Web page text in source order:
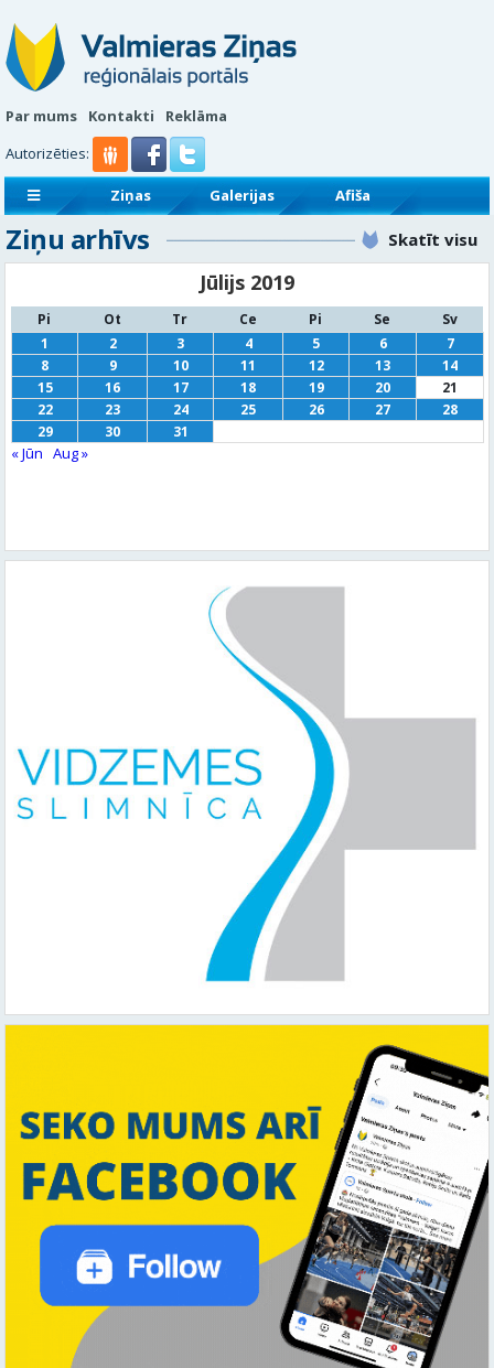
Par mums Kontakti
Reklāma
Autorizēties:
Ziņas Galerijas
Afiša
Sludinājumi
Reklāmraksti
Ziņu arhīvs Skatīt visu
Jūlijs 2019
Pi Ot Tr Ce Pi Se
Sv
1
2 3 4 5 6
7
8
9 10 11 12 13
14
15
16 17 18 19 20
21
22
23 24 25 26 27
28
29
30 31
« Jūn Aug »